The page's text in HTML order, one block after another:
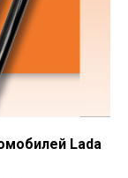
Lada